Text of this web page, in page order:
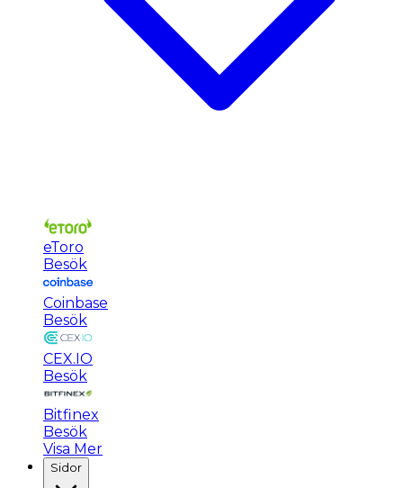
eToro
Besök
Coinbase
Besök
CEX.IO
Besök
Bitfinex
Besök
Visa Mer
Sidor